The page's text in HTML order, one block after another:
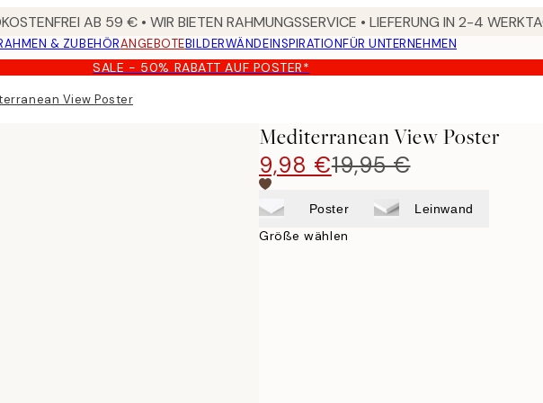
AB 59 € • WIR BIETEN RAHMUNGSSERVICE • LIEFERUNG IN 2-4
& ZUBEHÖRANGEBOTEBILDERWÄNDEINSPIRATIONFÜR UNTERNEHMEN
SALE - 50% RABATT AUF POSTER*
View Poster
Mediterranean View Poster
9,98 €19,95 €
Poster Leinwand
Größe wählen